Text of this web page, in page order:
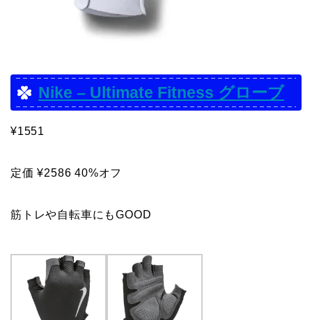
Nike – Ultimate Fitness グローブ
¥1551
定価 ¥2586 40%オフ
筋トレや自転車にもGOOD